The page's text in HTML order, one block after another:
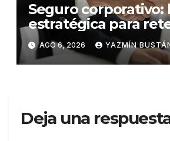
Seguro corporativo:
estratégica para
talento en Ecuador
AGO 6, 2026 YAZMÍN
Deja una